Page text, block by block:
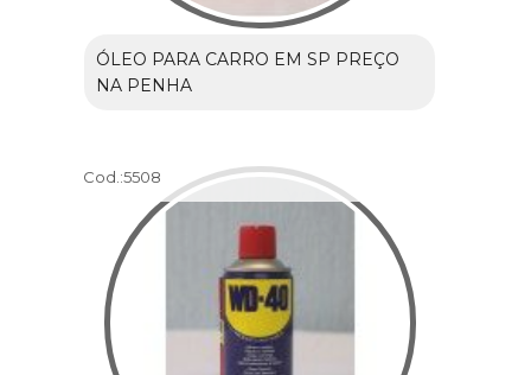
ÓLEO PARA CARRO EM SP PREÇO
NA PENHA
Cod.:5508